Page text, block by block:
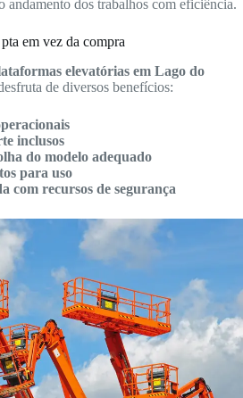
andamento dos trabalhos com eficiência.
em vez da compra
elevatórias em Lago do
de diversos benefícios:
inclusos
do modelo adequado
para uso
com recursos de segurança